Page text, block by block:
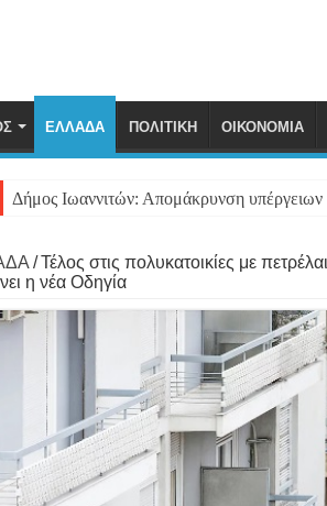
ΕΛΛΑΔΑ ΠΟΛΙΤΙΚΗ ΟΙΚΟΝΟΜΙΑ
Δήμος Ιωαννιτών: Απομάκρυνση
/Τέλος στις πολυκατοικίες με
η νέα Οδηγία